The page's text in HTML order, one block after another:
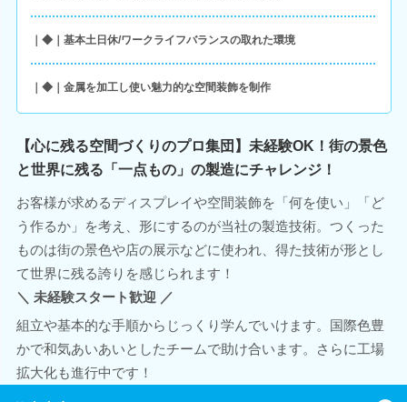
｜◆｜基本土日休/ワークライフバランスの取れた環境
｜◆｜金属を加工し使い魅力的な空間装飾を制作
【心に残る空間づくりのプロ集団】未経験OK！街の景色
と世界に残る「一点もの」の製造にチャレンジ！
お客様が求めるディスプレイや空間装飾を「何を使い」「ど
う作るか」を考え、形にするのが当社の製造技術。つくった
ものは街の景色や店の展示などに使われ、得た技術が形とし
て世界に残る誇りを感じられます！
＼ 未経験スタート歓迎 ／
組立や基本的な手順からじっくり学んでいけます。国際色豊
かで和気あいあいとしたチームで助け合います。さらに工場
拡大化も進行中です！